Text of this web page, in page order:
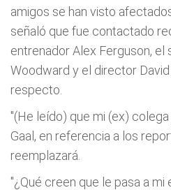
amigos se han visto
señaló que fue contactado
entrenador Alex Ferguson, el
Woodward y el director David
respecto.
"(He leído) que mi (ex)
Gaal, en referencia a los
reemplazará.
"¿Qué creen que le pasa a mi